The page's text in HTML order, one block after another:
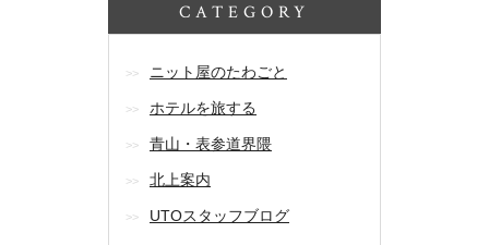
CATEGORY
ニット屋のたわごと
ホテルを旅する
青山・表参道界隈
北上案内
UTOスタッフブログ